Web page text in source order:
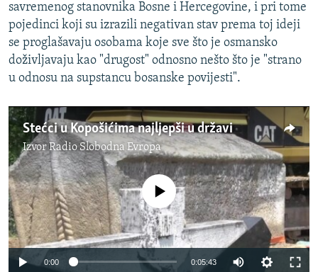
savremenog stanovnika Bosne i Hercegovine, i pri tome
pojedinci koji su izrazili negativan stav prema toj ideji
se proglašavaju osobama koje sve što je osmansko
doživljavaju kao "drugost" odnosno nešto što je "strano
u odnosu na supstancu bosanske povijesti".
Stećci u Kopošićima najljepši u državi
IzvorRadio Slobodna Evropa
No media source currently available
0:00 0:05:43